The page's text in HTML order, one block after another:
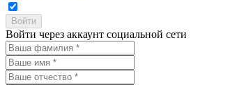
Войти через аккаунт социальной сети